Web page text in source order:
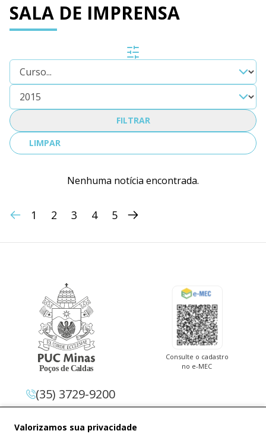
SALA DE IMPRENSA
FILTRAR
LIMPAR
Nenhuma notícia encontrada.
1 2 3 4 5
Valorizamos sua privacidade
Consulte o cadastro
no e-MEC
(35) 3729-9200